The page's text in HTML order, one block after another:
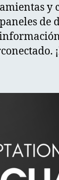
y
de